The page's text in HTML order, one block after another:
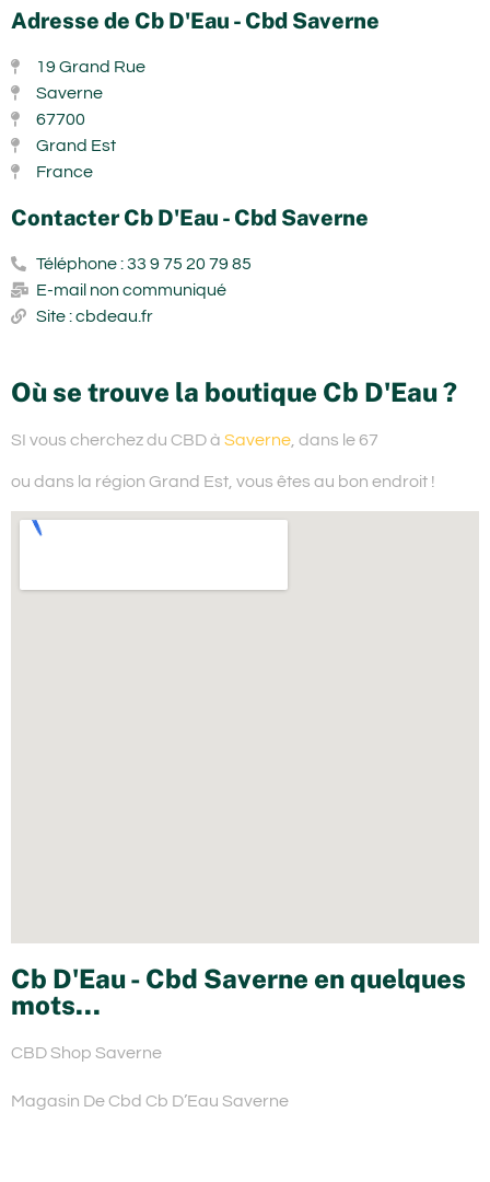
Adresse de Cb D'Eau - Cbd Saverne
19 Grand Rue
Saverne
67700
Grand Est
France
Contacter Cb D'Eau - Cbd Saverne
Téléphone : 33 9 75 20 79 85
E-mail non communiqué
Site : cbdeau.fr
Où se trouve la boutique Cb D'Eau ?
SI vous cherchez du CBD à Saverne , dans le 67
ou dans la région Grand Est, vous êtes au bon endroit !
Cb D'Eau - Cbd Saverne en quelques
mots...
CBD Shop Saverne
Magasin De Cbd Cb D’Eau Saverne